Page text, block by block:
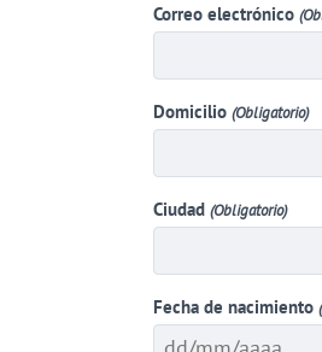
Correo electrónico
Domicilio (Obligatorio)
Ciudad (Obligatorio)
Fecha de nacimiento